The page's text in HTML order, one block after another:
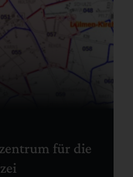
für die